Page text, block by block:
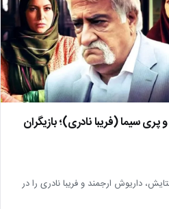
(فریبا نادری)؛ بازیگران
داریوش ارجمند و فریبا نادری را در